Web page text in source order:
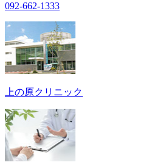
092-662-1333
上の原クリニック